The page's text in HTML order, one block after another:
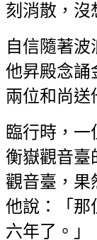
刻消散，沒
自信隨著
他昇殿念誦
兩位和尚送
臨行時，
衡嶽觀音臺
觀音臺，果
他說：「那
六年了。」